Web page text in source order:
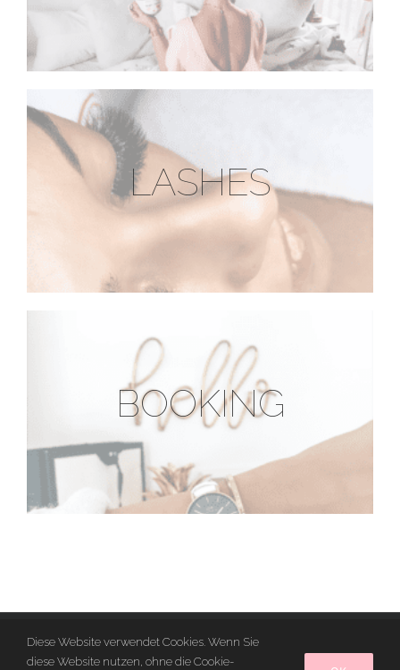
LASHES
BOOKING
© 2019 CA6INA |IMPRESSUM| DATENSCHUTZ
Diese Website verwendet Cookies. Wenn Sie
diese Website nutzen, ohne die Cookie-